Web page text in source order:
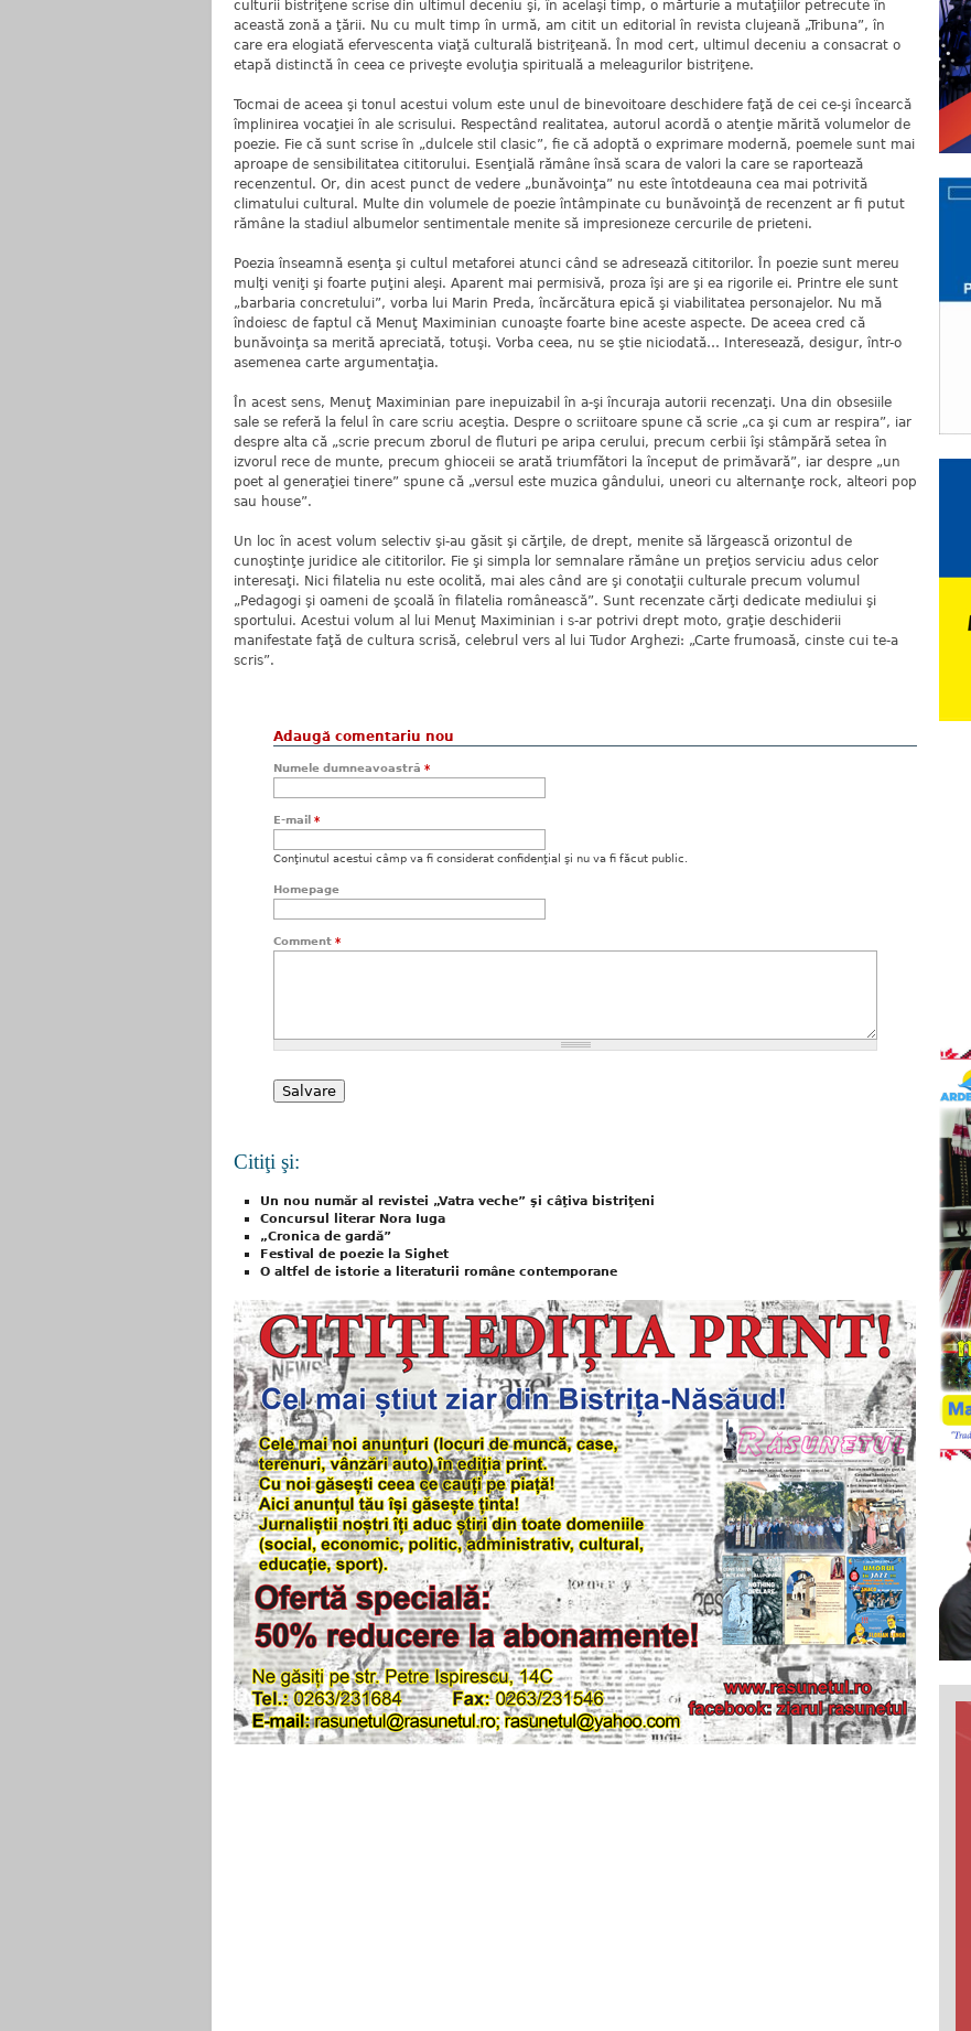
culturii bistriţene scrise din ultimul deceniu şi, în acelaşi timp, o mărturie a mutaţiilor petrecute în
această zonă a ţării. Nu cu mult timp în urmă, am citit un editorial în revista clujeană „Tribuna”, în
care era elogiată efervescenta viaţă culturală bistriţeană. În mod cert, ultimul deceniu a consacrat o
etapă distinctă în ceea ce priveşte evoluţia spirituală a meleagurilor bistriţene.
Tocmai de aceea şi tonul acestui volum este unul de binevoitoare deschidere faţă de cei ce-şi încearcă
împlinirea vocaţiei în ale scrisului. Respectând realitatea, autorul acordă o atenţie mărită volumelor de
poezie. Fie că sunt scrise în „dulcele stil clasic”, fie că adoptă o exprimare modernă, poemele sunt mai
aproape de sensibilitatea cititorului. Esenţială rămâne însă scara de valori la care se raportează
recenzentul. Or, din acest punct de vedere „bunăvoinţa” nu este întotdeauna cea mai potrivită
climatului cultural. Multe din volumele de poezie întâmpinate cu bunăvoinţă de recenzent ar fi putut
rămâne la stadiul albumelor sentimentale menite să impresioneze cercurile de prieteni.
Poezia înseamnă esenţa şi cultul metaforei atunci când se adresează cititorilor. În poezie sunt mereu
mulţi veniţi şi foarte puţini aleşi. Aparent mai permisivă, proza îşi are şi ea rigorile ei. Printre ele sunt
„barbaria concretului”, vorba lui Marin Preda, încărcătura epică şi viabilitatea personajelor. Nu mă
îndoiesc de faptul că Menuţ Maximinian cunoaşte foarte bine aceste aspecte. De aceea cred că
bunăvoinţa sa merită apreciată, totuşi. Vorba ceea, nu se ştie niciodată… Interesează, desigur, într-o
asemenea carte argumentaţia.
În acest sens, Menuţ Maximinian pare inepuizabil în a-şi încuraja autorii recenzaţi. Una din obsesiile
sale se referă la felul în care scriu aceştia. Despre o scriitoare spune că scrie „ca şi cum ar respira”, iar
despre alta că „scrie precum zborul de fluturi pe aripa cerului, precum cerbii îşi stâmpără setea în
izvorul rece de munte, precum ghioceii se arată triumfători la început de primăvară”, iar despre „un
poet al generaţiei tinere” spune că „versul este muzica gândului, uneori cu alternanţe rock, alteori pop
sau house”.
Un loc în acest volum selectiv şi-au găsit şi cărţile, de drept, menite să lărgească orizontul de
cunoştinţe juridice ale cititorilor. Fie şi simpla lor semnalare rămâne un preţios serviciu adus celor
interesaţi. Nici filatelia nu este ocolită, mai ales când are şi conotaţii culturale precum volumul
„Pedagogi şi oameni de şcoală în filatelia românească”. Sunt recenzate cărţi dedicate mediului şi
sportului. Acestui volum al lui Menuţ Maximinian i s-ar potrivi drept moto, graţie deschiderii
manifestate faţă de cultura scrisă, celebrul vers al lui Tudor Arghezi: „Carte frumoasă, cinste cui te-a
scris”.
Adaugă comentariu nou
Numele dumneavoastră *
E-mail *
Conţinutul acestui câmp va fi considerat confidenţial şi nu va fi făcut public.
Homepage
Comment *
Citiţi şi:
Un nou număr al revistei „Vatra veche” şi câţiva bistriţeni
Concursul literar Nora Iuga
„Cronica de gardă”
Festival de poezie la Sighet
O altfel de istorie a literaturii române contemporane